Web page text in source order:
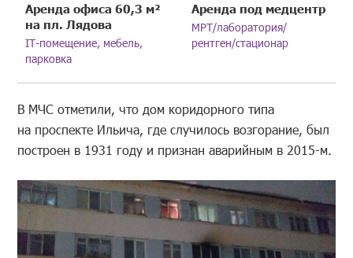
Аренда офиса 60,3 м²
на пл. Лядова
IT-помещение, мебель,
парковка
Аренда под медцентр
МРТ/лаборатория/
рентген/стационар
В МЧС отметили, что дом коридорного типа
на проспекте Ильича, где случилось возгорание, был
построен в 1931 году и признан аварийным в 2015-м.